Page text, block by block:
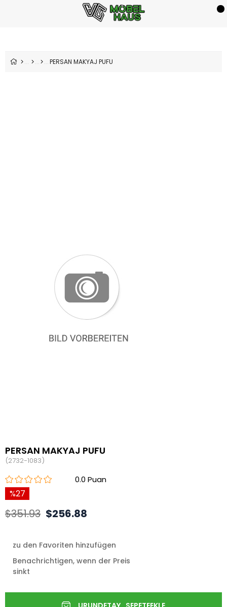
PERSAN MAKYAJ PUFU
PERSAN MAKYAJ PUFU
(2732-1083)
0.0
27
$351.93 $256.88
zu den Favoriten hinzufügen
Benachrichtigen, wenn der Preis
sinkt